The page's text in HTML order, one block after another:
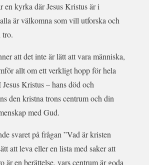
en kyrka där Jesus Kristus är i
är välkomna som vill utforska och
tro.
att det inte är lätt att vara människa,
allt om ett verkligt hopp för hela
Kristus – hans död och
den kristna trons centrum och din
med Gud.
svaret på frågan ”Vad är kristen
att leva eller en lista med saker att
är en berättelse, vars centrum är goda